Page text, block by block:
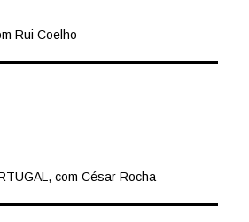
Rui Coelho
com César Rocha